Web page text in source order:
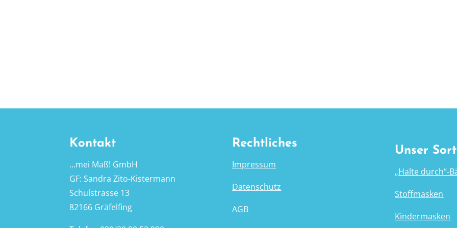
Kontakt
...mei Maß! GmbH
GF: Sandra Zito-Kistermann
Schulstrasse 13
82166 Gräfelfing
Rechtliches
Impressum
Datenschutz
AGB
Unser
„Halte durch“-
Stoffmasken
Kindermasken